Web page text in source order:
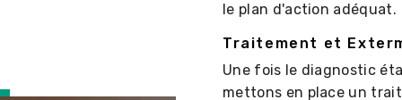
le plan d'action adéquat.
Traitement et
Une fois le diagnostic
mettons en place un